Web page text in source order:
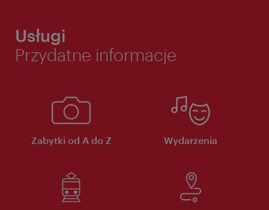
Usługi
Przydatne informacje
Zabytki od A do Z Wydarzenia